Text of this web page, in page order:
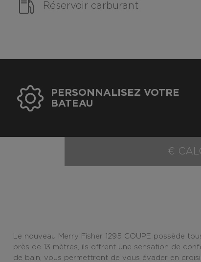
Réservoir carburant
PERSONNALISEZ VOTRE
BATEAU
€
Le nouveau Merry Fisher 1295 COUPE possède
près de 13 mètres, ils offrent une sensation de
de bain, vous permettront de vous évader en